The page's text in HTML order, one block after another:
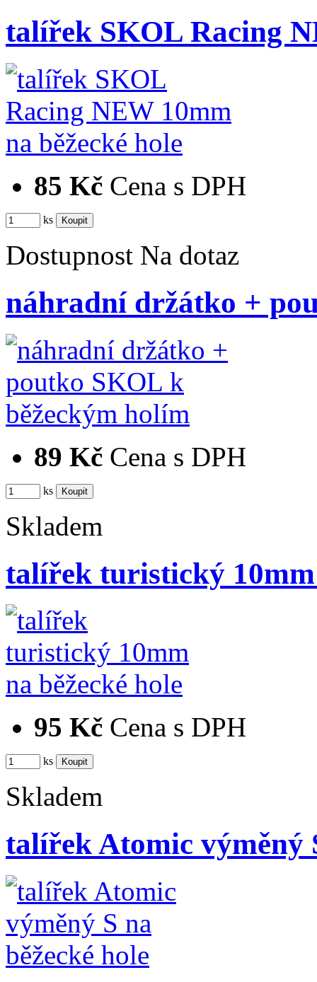
talířek SKOL Racing
85 Kč Cena s DPH
ks
Dostupnost Na dotaz
náhradní držátko +
89 Kč Cena s DPH
ks
Skladem
talířek turistický 10mm
95 Kč Cena s DPH
ks
Skladem
talířek Atomic výměný